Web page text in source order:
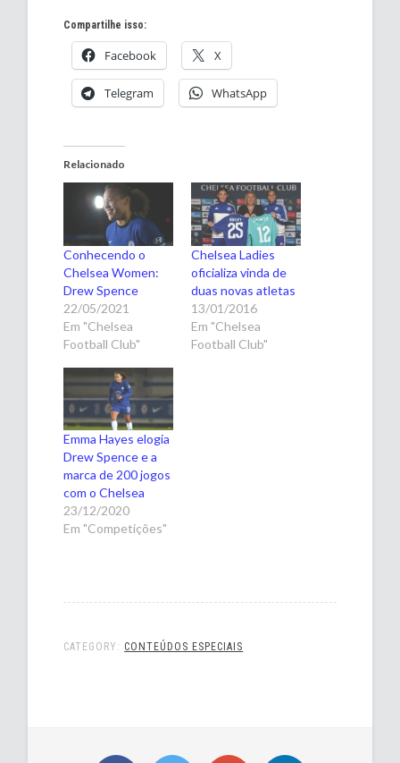
Compartilhe isso:
Facebook X
Telegram WhatsApp
Relacionado
Conhecendo o
Chelsea Women:
Drew Spence
22/05/2021
Em "Chelsea
Football Club"
Chelsea Ladies
oficializa vinda de
duas novas atletas
13/01/2016
Em "Chelsea
Football Club"
Emma Hayes elogia
Drew Spence e a
marca de 200 jogos
com o Chelsea
23/12/2020
Em "Competições"
CATEGORY: CONTEÚDOS ESPECIAIS